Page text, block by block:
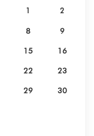
1 2
8 9
15 16
22 23
29 30